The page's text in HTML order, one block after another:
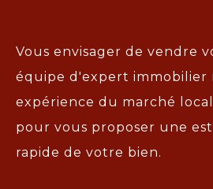
Vous envisager de vendre
équipe d'expert immobilier
expérience du marché
pour vous proposer une
rapide de votre bien.